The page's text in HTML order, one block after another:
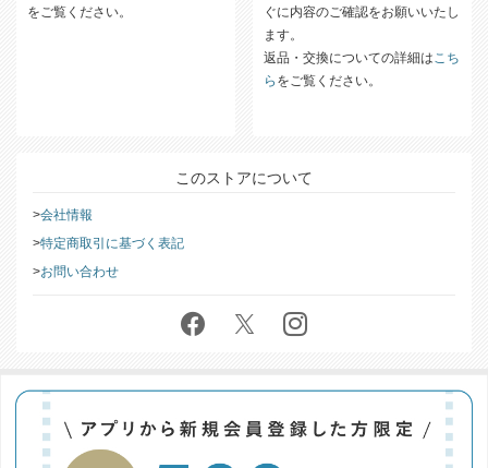
をご覧ください。
ぐに内容のご確認をお願いいたし
ます。
返品・交換についての詳細はこち
ら をご覧ください。
このストアについて
会社情報
特定商取引に基づく表記
お問い合わせ